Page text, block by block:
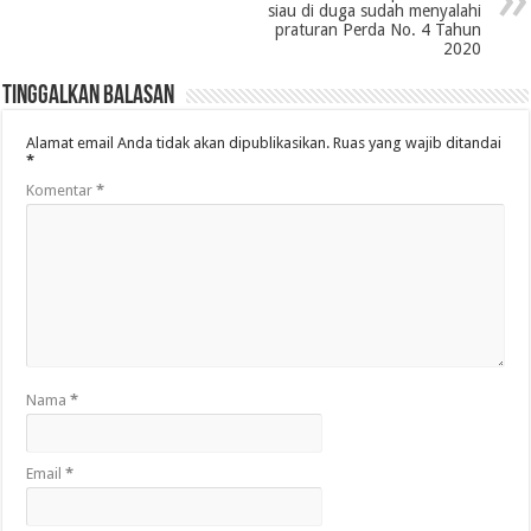
siau di duga sudah menyalahi
praturan Perda No. 4 Tahun
2020
Tinggalkan Balasan
Alamat email Anda tidak akan dipublikasikan. Ruas yang wajib ditandai
*
Komentar*
Nama*
Email*